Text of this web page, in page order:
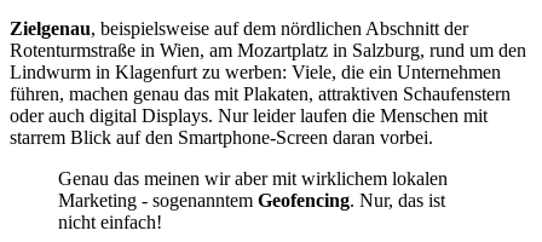
Zielgenau, beispielsweise auf dem nördlichen Abschnitt der
Rotenturmstraße in Wien, am Mozartplatz in Salzburg, rund um den
Lindwurm in Klagenfurt zu werben: Viele, die ein Unternehmen
führen, machen genau das mit Plakaten, attraktiven Schaufenstern
oder auch digital Displays. Nur leider laufen die Menschen mit
starrem Blick auf den Smartphone-Screen daran vorbei.
Genau das meinen wir aber mit wirklichem lokalen
Marketing - sogenanntem Geofencing. Nur, das ist
nicht einfach!